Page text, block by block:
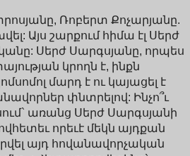
Ռոբերտ Քոչարյանը.
Այս շարքում հիմա էլ Սերժ
Սերժ Սարգսյանը, որպես
կրողն է, ինքն
մարդ է ու կայացել է
փնտրելով: Ինչո՞ւ
առանց Սերժ Սարգսյանի
որեւէ մեկն այդքան
այդ հովանավորչական